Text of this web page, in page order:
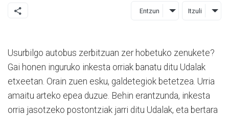
Entzun Itzuli
Usurbilgo autobus zerbitzuan zer hobetuko zenukete?
Gai honen inguruko inkesta orriak banatu ditu Udalak
etxeetan. Orain zuen esku, galdetegiok betetzea. Urria
amaitu arteko epea duzue. Behin erantzunda, inkesta
orria jasotzeko postontziak jarri ditu Udalak, eta bertara